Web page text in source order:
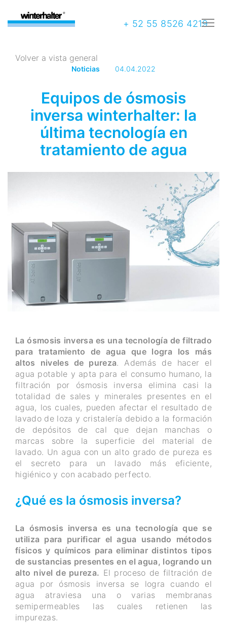
+ 52 55 8526 4219
Volver a vista general
Noticias 04.04.2022
Equipos de ósmosis
inversa winterhalter: la
última tecnología en
tratamiento de agua
La ósmosis inversa es una tecnología de filtrado
para tratamiento de agua que logra los más
altos niveles de pureza. Además de hacer el
agua potable y apta para el consumo humano, la
filtración por ósmosis inversa elimina casi la
totalidad de sales y minerales presentes en el
agua, los cuales, pueden afectar el resultado de
lavado de loza y cristalería debido a la formación
de depósitos de cal que dejan manchas o
marcas sobre la superficie del material de
lavado. Un agua con un alto grado de pureza es
el secreto para un lavado más eficiente,
higiénico y con acabado perfecto.
¿Qué es la ósmosis inversa?
La ósmosis inversa es una tecnología que se
utiliza para purificar el agua usando métodos
físicos y químicos para eliminar distintos tipos
de sustancias presentes en el agua, logrando un
alto nivel de pureza. El proceso de filtración de
agua por ósmosis inversa se logra cuando el
agua atraviesa una o varias membranas
semipermeables las cuales retienen las
impurezas.